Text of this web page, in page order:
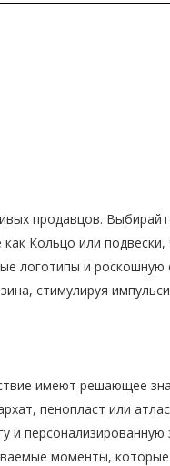
продавцов.
Кольцо или подвески,
логотипы и роскошную
стимулируя
имеют решающее
пенопласт или
и персонализированную
моменты, которые